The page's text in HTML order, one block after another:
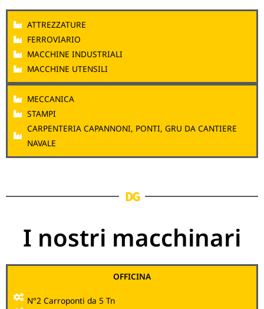
ATTREZZATURE
FERROVIARIO
MACCHINE INDUSTRIALI
MACCHINE UTENSILI
MECCANICA
STAMPI
CARPENTERIA CAPANNONI, PONTI, GRU DA CANTIERE
NAVALE
DG
I nostri macchinari
OFFICINA
N°2 Carroponti da 5 Tn